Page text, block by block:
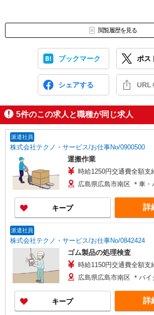
閲覧履歴を見る
ブックマーク ポス
シェアする URL
5件のこの求人と職種が同じ求人
派遣社員
株式会社テクノ・サービス/お仕事No/0900500
運搬作業
時給1250円交通費全額支
広島県広島市南区 ＊車
キープ 詳
派遣社員
株式会社テクノ・サービス/お仕事No/0842424
ゴム製品の処理検査
時給1150円交通費全額支
広島県広島市南区 ＊バイ
キープ 詳